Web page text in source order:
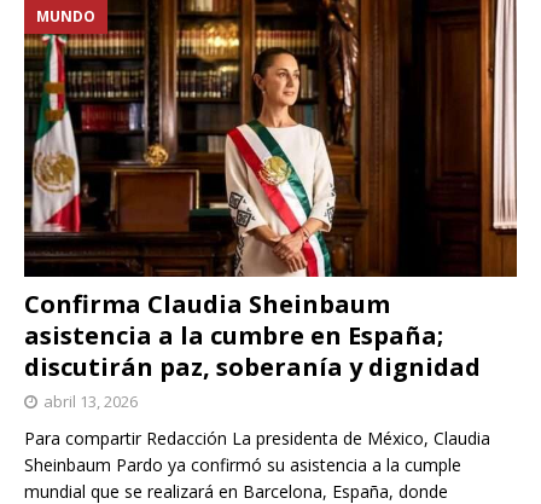
Confirma Claudia Sheinbaum
asistencia a la cumbre en España;
discutirán paz, soberanía y dignidad
MUNDO
abril 13, 2026
Para compartir Redacción La presidenta de México, Claudia
Sheinbaum Pardo ya confirmó su asistencia a la cumple
mundial que se realizará en Barcelona, España, donde